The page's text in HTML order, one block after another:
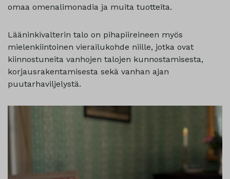
omaa omenalimonadia ja muita tuotteita.
Lääninkivalterin talo on pihapiireineen myös
mielenkiintoinen vierailukohde niille, jotka ovat
kiinnostuneita vanhojen talojen kunnostamisesta,
korjausrakentamisesta sekä vanhan ajan
puutarhaviljelystä.